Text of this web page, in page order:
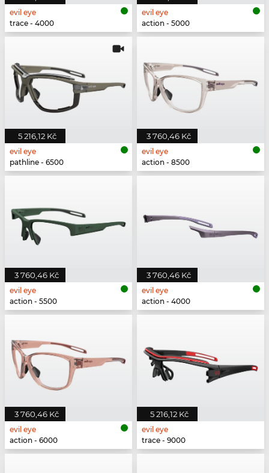
evil eye
trace - 4000
evil eye
action - 5000
5 216,12 Kč
evil eye
pathline - 6500
3 760,46 Kč
evil eye
action - 8500
3 760,46 Kč
evil eye
action - 5500
3 760,46 Kč
evil eye
action - 4000
3 760,46 Kč
evil eye
action - 6000
5 216,12 Kč
evil eye
trace - 9000